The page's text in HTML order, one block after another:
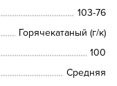
103-76
Горячекатаный (г/к)
100
Средняя